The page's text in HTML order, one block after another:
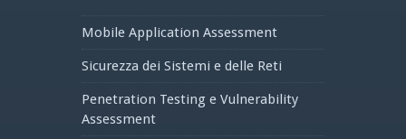
Mobile Application Assessment
Sicurezza dei Sistemi e delle Reti
Penetration Testing e Vulnerability
Assessment